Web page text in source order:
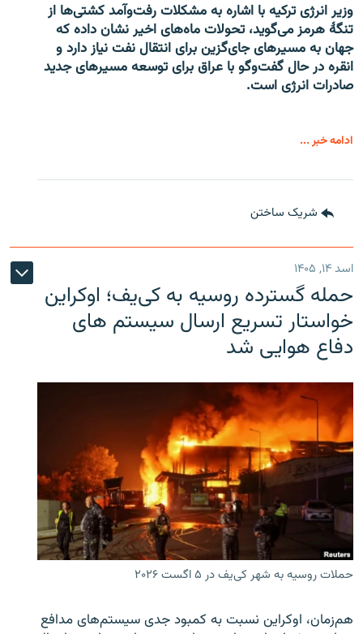
وزیر انرژی ترکیه با اشاره به مشکلات رفت‌وآمد کشتی‌ها از
تنگۀ هرمز می‌گوید، تحولات ماه‌های اخیر نشان داده که
جهان به مسیرهای جای‌گزین برای انتقال نفت نیاز دارد و
انقره در حال گفت‌وگو با عراق برای توسعه مسیرهای جدید
صادرات انرژی است.
ادامه خبر ...
شریک ساختن
اسد ۱۴, ۱۴۰۵
حمله گسترده روسیه به کی‌یف؛ اوکراین
خواستار تسریع ارسال سیستم های
دفاع هوایی شد
حملات روسیه به شهر کی‌یف در ۵ اگست ۲۰۲۶
هم‌زمان، اوکراین نسبت به کمبود جدی سیستم‌های مدافع